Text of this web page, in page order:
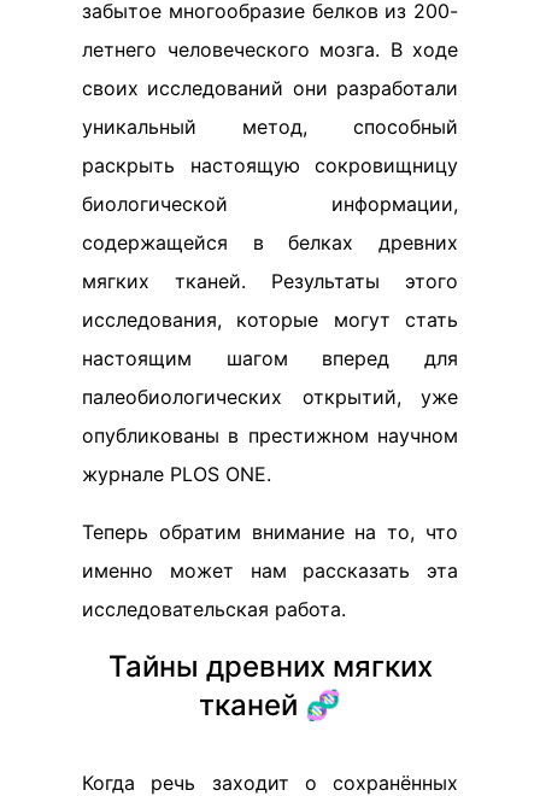
забытое многообразие белков из 200-
летнего человеческого мозга. В ходе
своих исследований они разработали
уникальный метод, способный
раскрыть настоящую сокровищницу
биологической информации,
содержащейся в белках древних
мягких тканей. Результаты этого
исследования, которые могут стать
настоящим шагом вперед для
палеобиологических открытий, уже
опубликованы в престижном научном
журнале PLOS ONE.
Теперь обратим внимание на то, что
именно может нам рассказать эта
исследовательская работа.
Тайны древних мягких
тканей 🧬
Когда речь заходит о сохранённых